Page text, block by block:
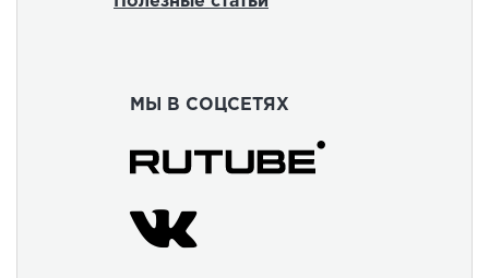
МЫ В СОЦСЕТЯХ